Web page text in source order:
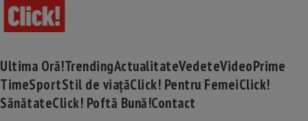
Ultima Oră!TrendingActualitateVedeteVideoPrime
TimeSportStil de viațăClick! Pentru FemeiClick!
SănătateClick! Poftă Bună!Contact